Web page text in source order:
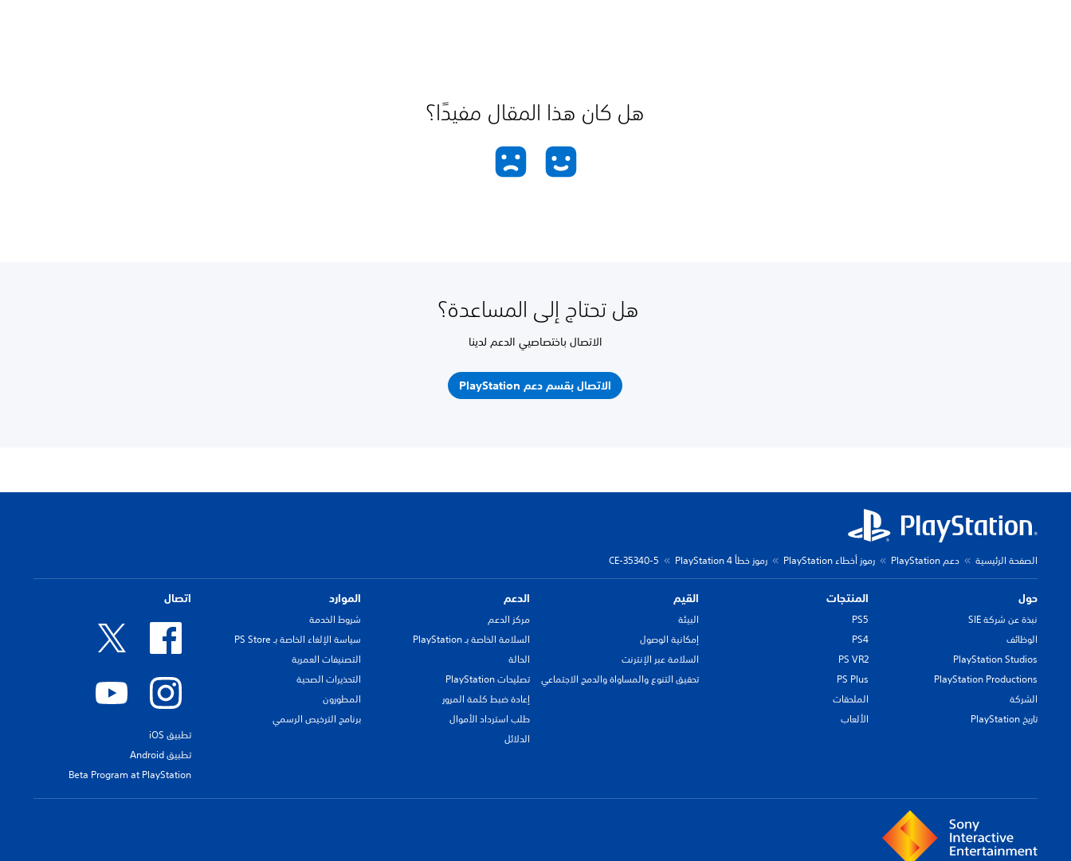
هل كان هذا المقال مفيدًا؟
هل تحتاج إلى المساعدة؟
الاتصال باختصاصيي الدعم لدينا
الاتصال بقسم دعم PlayStation
الصفحة الرئيسية دعم PlayStation رموز أخطاء PlayStation رموز خطأ PlayStation 4 CE-35340-5
حول
نبذة عن شركة SIE
الوظائف
PlayStation Studios
PlayStation Productions
الشركة
تاريخ PlayStation
المنتجات
PS5
PS4
PS VR2
PS Plus
الملحقات
الألعاب
القيم
البيئة
إمكانية الوصول
السلامة عبر الإنترنت
تحقيق التنوع والمساواة والدمج الاجتماعي
الدعم
مركز الدعم
السلامة الخاصة بـ PlayStation
الحالة
تصليحات PlayStation
إعادة ضبط كلمة المرور
طلب استرداد الأموال
الدلائل
الموارد
شروط الخدمة
سياسة الإلغاء الخاصة بـ PS Store
التصنيفات العمرية
التحذيرات الصحية
المطورون
برنامج الترخيص الرسمي
اتصال
تطبيق iOS
تطبيق Android
Beta Program at PlayStation